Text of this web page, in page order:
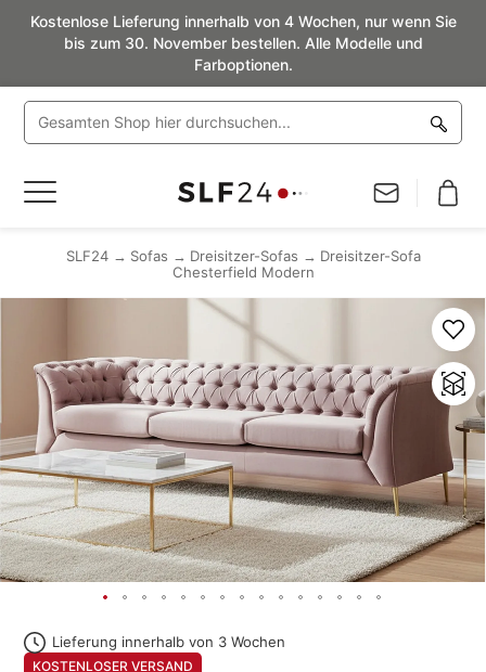
Kostenlose Lieferung innerhalb von 4 Wochen, nur wenn Sie
bis zum 30. November bestellen. Alle Modelle und
Farboptionen.
Navigation
SLF24 Sofas Dreisitzer-Sofas
Dreisitzer-Sofa
Chesterfield Modern
Lieferung innerhalb von 3 Wochen
KOSTENLOSER VERSAND